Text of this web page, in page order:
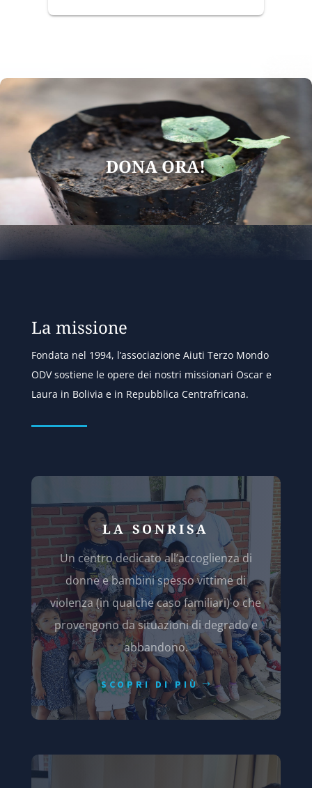
DONA ORA!
La missione
Fondata nel 1994, l’associazione Aiuti Terzo Mondo
ODV sostiene le opere dei nostri missionari Oscar e
Laura in Bolivia e in Repubblica Centrafricana.
LA SONRISA
Un centro dedicato all’accoglienza di
donne e bambini spesso vittime di
violenza (in qualche caso familiari) o che
provengono da situazioni di degrado e
abbandono.
SCOPRI DI PIÙ